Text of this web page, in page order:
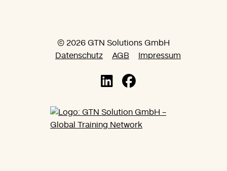
© 2026 GTN Solutions GmbH
Datenschutz
AGB Impressum